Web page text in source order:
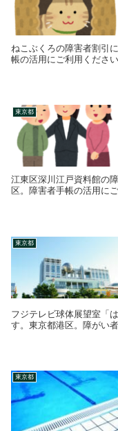
ねこぶくろの障害者割引
帳の活用にご利用ください
東京都
江東区深川江戸資料館の
区。障害者手帳の活用に
東京都
フジテレビ球体展望室「
す。東京都港区。障がい
東京都